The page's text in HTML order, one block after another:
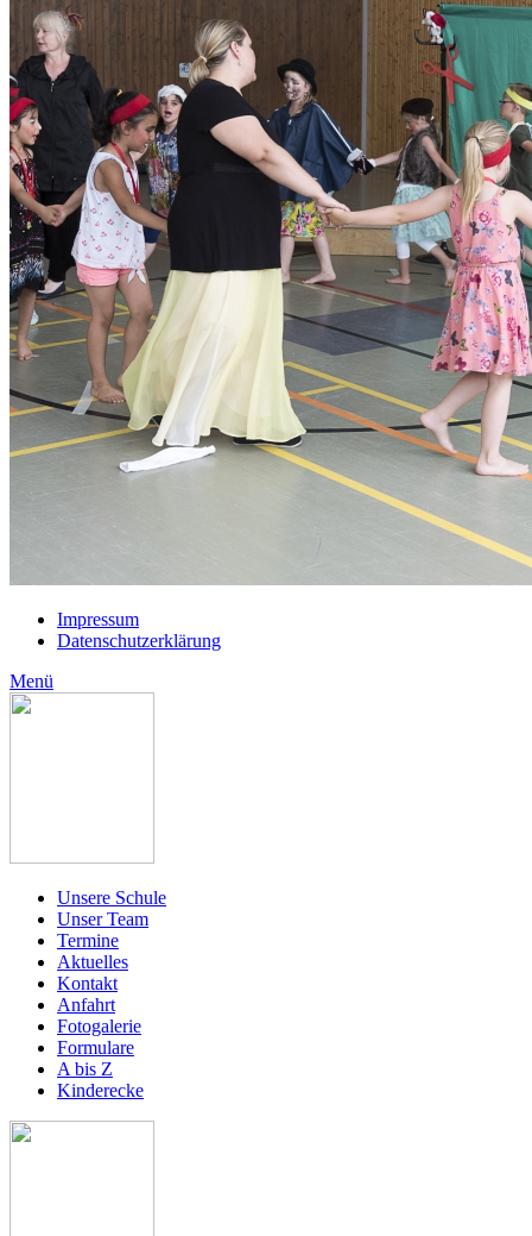
Impressum
Datenschutzerklärung
Menü
Unsere Schule
Unser Team
Termine
Aktuelles
Kontakt
Anfahrt
Fotogalerie
Formulare
A bis Z
Kinderecke